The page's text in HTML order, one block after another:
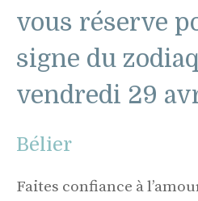
vous réserve
signe du
vendredi 29
Bélier
Faites confiance à